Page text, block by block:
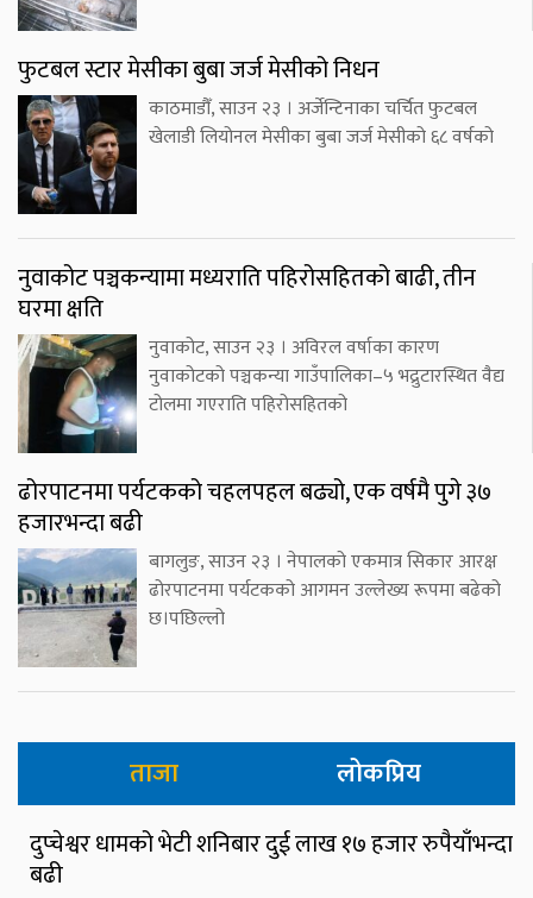
फुटबल स्टार मेसीका बुबा जर्ज मेसीको निधन
काठमाडौँ, साउन २३ । अर्जेन्टिनाका चर्चित फुटबल
खेलाडी लियोनल मेसीका बुबा जर्ज मेसीको ६८ वर्षको
नुवाकोट पञ्चकन्यामा मध्यराति पहिरोसहितको बाढी, तीन
घरमा क्षति
नुवाकोट, साउन २३ । अविरल वर्षाका कारण
नुवाकोटको पञ्चकन्या गाउँपालिका–५ भद्रुटारस्थित वैद्य
टोलमा गएराति पहिरोसहितको
ढोरपाटनमा पर्यटकको चहलपहल बढ्यो, एक वर्षमै पुगे ३७
हजारभन्दा बढी
बागलुङ, साउन २३ । नेपालको एकमात्र सिकार आरक्ष
ढोरपाटनमा पर्यटकको आगमन उल्लेख्य रूपमा बढेको
छ।पछिल्लो
ताजा लोकप्रिय
दुप्चेश्वर धामको भेटी शनिबार दुई लाख १७ हजार रुपैयाँभन्दा
बढी